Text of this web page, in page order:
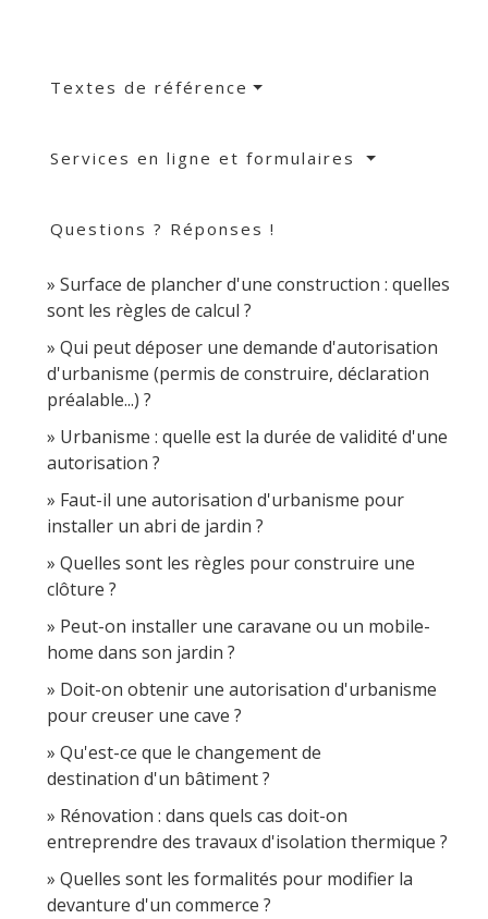
Textes de référence
Services en ligne et formulaires
Questions ? Réponses !
Surface de plancher d'une construction : quelles
sont les règles de calcul ?
Qui peut déposer une demande d'autorisation
d'urbanisme (permis de construire, déclaration
préalable...) ?
Urbanisme : quelle est la durée de validité d'une
autorisation ?
Faut-il une autorisation d'urbanisme pour
installer un abri de jardin ?
Quelles sont les règles pour construire une
clôture ?
Peut-on installer une caravane ou un mobile-
home dans son jardin ?
Doit-on obtenir une autorisation d'urbanisme
pour creuser une cave ?
Qu'est-ce que le changement de
destination d'un bâtiment ?
Rénovation : dans quels cas doit-on
entreprendre des travaux d'isolation thermique ?
Quelles sont les formalités pour modifier la
devanture d'un commerce ?